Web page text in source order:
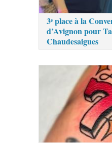
3ᵉ place à la
d’Avignon pour
Chaudesaigues